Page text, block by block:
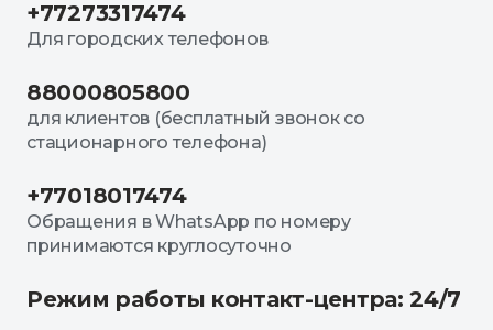
+77273317474
Для городских телефонов
88000805800
для клиентов (бесплатный звонок со
стационарного телефона)
+77018017474
Обращения в WhatsApp по номеру
принимаются круглосуточно
Режим работы контакт-центра: 24/7